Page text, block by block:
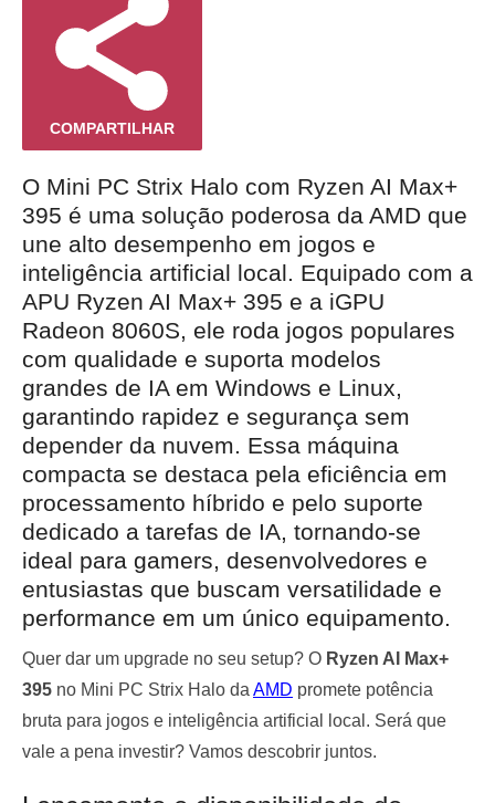
COMPARTILHAR
O Mini PC Strix Halo com Ryzen AI Max+
395 é uma solução poderosa da AMD que
une alto desempenho em jogos e
inteligência artificial local. Equipado com a
APU Ryzen AI Max+ 395 e a iGPU
Radeon 8060S, ele roda jogos populares
com qualidade e suporta modelos
grandes de IA em Windows e Linux,
garantindo rapidez e segurança sem
depender da nuvem. Essa máquina
compacta se destaca pela eficiência em
processamento híbrido e pelo suporte
dedicado a tarefas de IA, tornando-se
ideal para gamers, desenvolvedores e
entusiastas que buscam versatilidade e
performance em um único equipamento.
Quer dar um upgrade no seu setup? O Ryzen AI Max+
395 no Mini PC Strix Halo da AMD promete potência
bruta para jogos e inteligência artificial local. Será que
vale a pena investir? Vamos descobrir juntos.